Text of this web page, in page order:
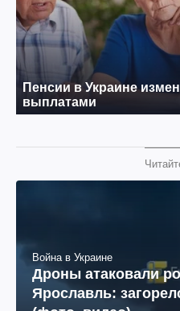
Война в Украине
Дроны атаковали
Ярославль: